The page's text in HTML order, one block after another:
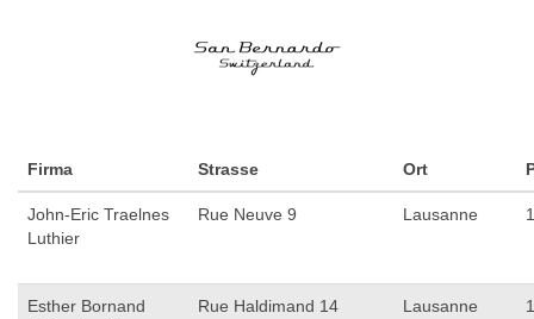
Firma Strasse Ort
John-Eric Traelnes
Luthier
Rue Neuve 9 Lausanne
Esther Bornand
Rue Haldimand 14 Lausanne